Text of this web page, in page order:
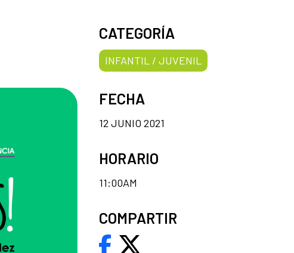
CATEGORÍA
INFANTIL / JUVENIL
FECHA
12 JUNIO 2021
HORARIO
11:00AM
COMPARTIR